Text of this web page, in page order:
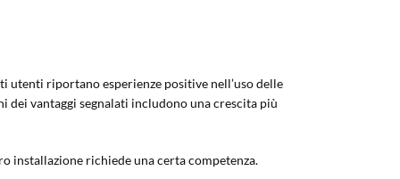
utenti riportano esperienze positive nell’uso delle
dei vantaggi segnalati includono una crescita più
installazione richiede una certa competenza.